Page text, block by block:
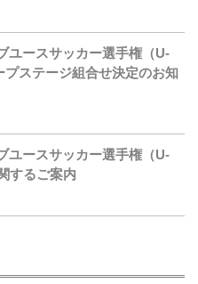
ユースサッカー選手権（U-
ステージ組合せ決定のお知
ユースサッカー選手権（U-
するご案内